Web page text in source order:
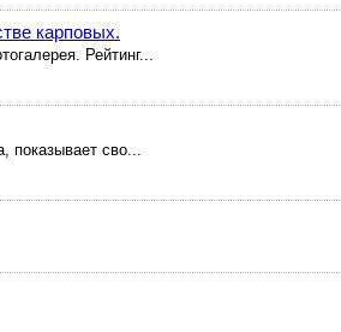
карповых.
Рейтинг...
показывает сво...